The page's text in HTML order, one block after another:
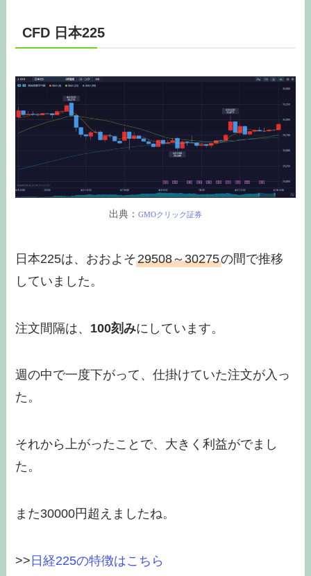
CFD 日本225
出典： GMOクリック証券
日本225は、おおよそ29508～30275の間で推移
していました。
注文間隔は、 100刻みにしています。
週の中で一度下がって、仕掛けていた注文が入っ
た。
それから上がったことで、大きく利益がでまし
た。
また30000円超えましたね。
>> 日経225の特徴はこちら